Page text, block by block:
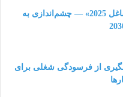
گزارش «آینده مشاغل 2025» — چشم‌اندازی به
از فرسودگی شغلی برای